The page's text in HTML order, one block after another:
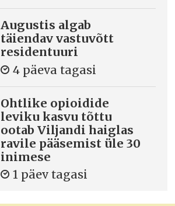
Augustis algab
täiendav vastuvõtt
residentuuri
4 päeva tagasi
Ohtlike opioidide
leviku kasvu tõttu
ootab Viljandi haiglas
ravile pääsemist üle 30
inimese
1 päev tagasi